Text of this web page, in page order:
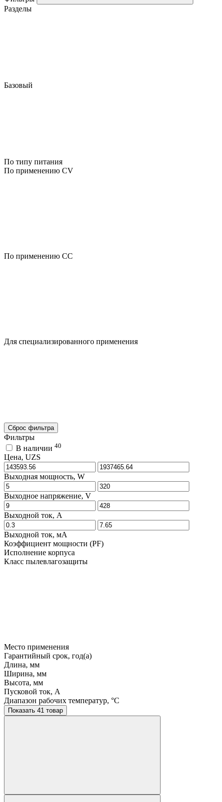
Разделы
Базовый
По типу питания
По применению CV
По применению CC
Для специализированного применения
Сброс фильтра
Фильтры
В наличии 40
Цена, UZS
Выходная мощность, W
Выходное напряжение, V
Выходной ток, A
Выходной ток, мA
Коэффициент мощности (PF)
Исполнение корпуса
Класс пылевлагозащиты
Место применения
Гарантийный срок, год(а)
Длина, мм
Ширина, мм
Высота, мм
Пусковой ток, A
Диапазон рабочих температур, °C
Показать 41 товар